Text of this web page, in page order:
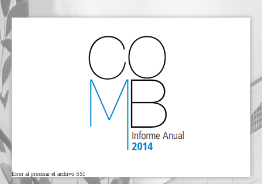
Error al procesar el archivo SSI